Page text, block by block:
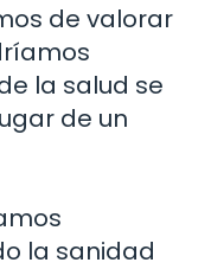
de valorar
la salud se
de un
la sanidad